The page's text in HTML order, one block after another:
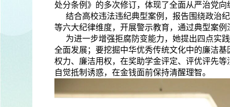
处分条例》的多次修订，体现了全面从严治党
结合高校违法违纪典型案例，报告围绕政治
等六大纪律维度，开展警示教育，通过典型案
为进一步增强拒腐防变能力，她提出四点实
全面发展；要挖掘中华优秀传统文化中的廉洁
权力、廉洁用权，在奖助学金评定、评优评先
自觉抵制诱惑，在金钱面前保持清醒理智。